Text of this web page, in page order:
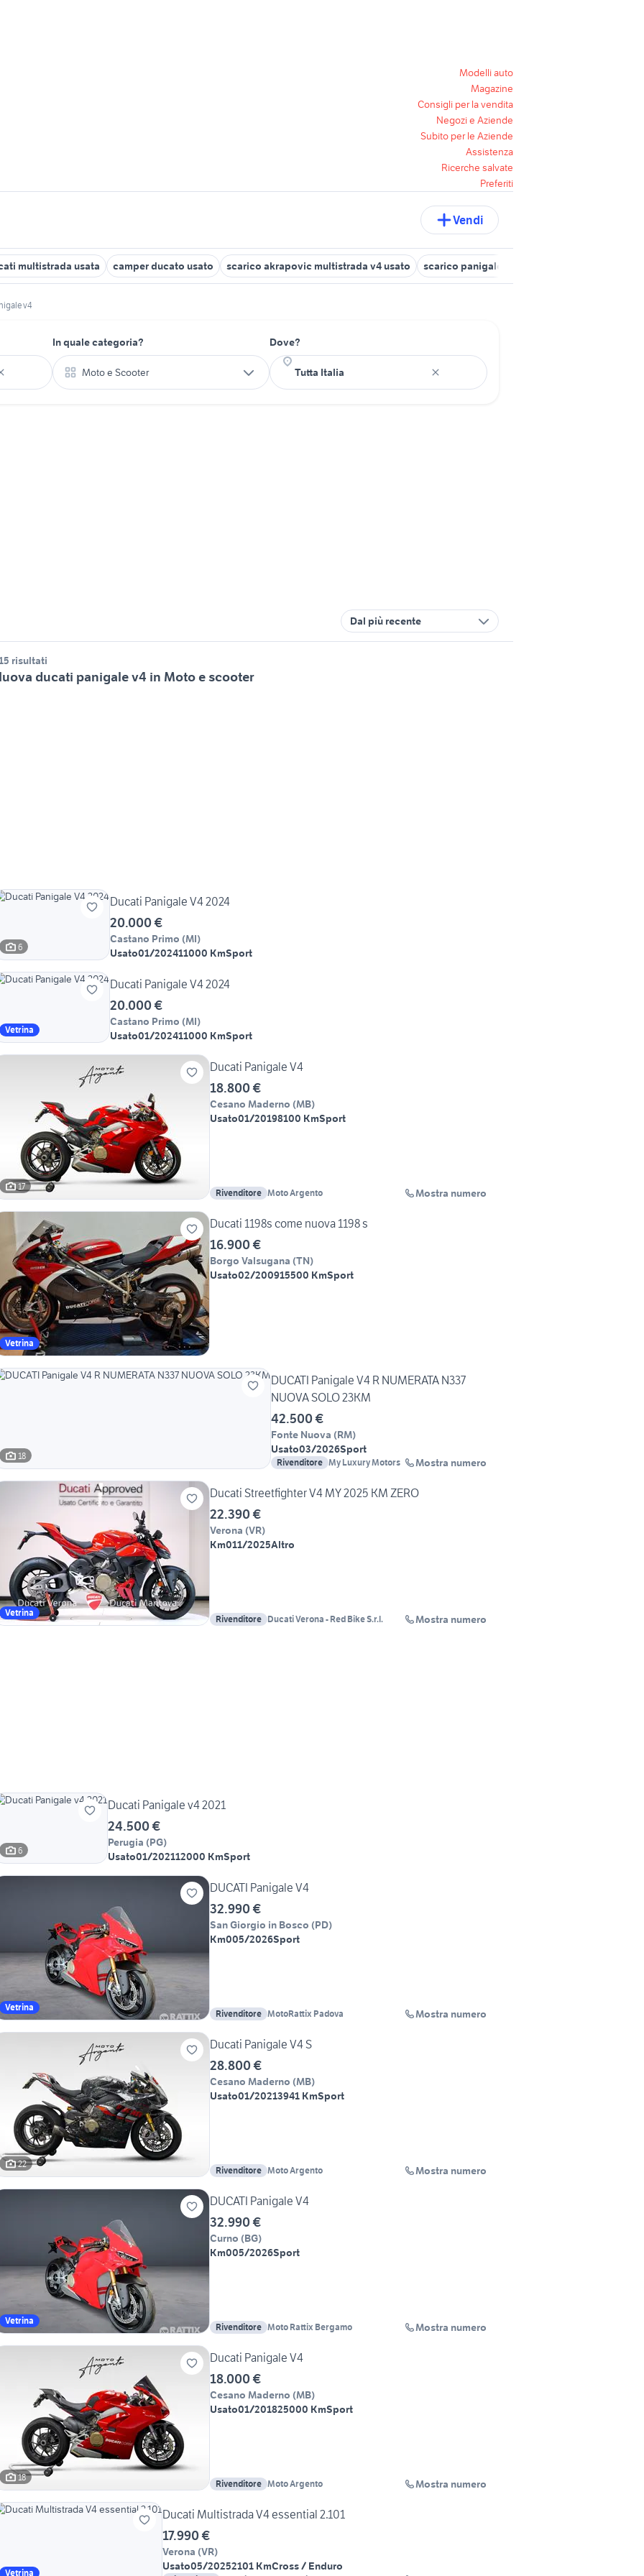
Modelli auto
Magazine
Consigli per la vendita
Negozi e Aziende
Subito per le Aziende
Assistenza
Ricerche salvate
Preferiti
Vendi
multistrada usata camper ducato usato scarico akrapovic multistrada v4 usato scarico panigale v4 usato
v4
In quale categoria?
Moto e Scooter
Dove?
Dal più recente
risultati
ducati panigale v4 in Moto e scooter
6
Ducati Panigale V4 2024
20.000 €
Castano Primo (MI)
Usato01/202411000 KmSport
Vetrina
Ducati Panigale V4 2024
20.000 €
Castano Primo (MI)
Usato01/202411000 KmSport
17
Ducati Panigale V4
18.800 €
Cesano Maderno (MB)
Usato01/20198100 KmSport
Rivenditore Moto Argento Mostra numero
Vetrina
Ducati 1198s come nuova 1198 s
16.900 €
Borgo Valsugana (TN)
Usato02/200915500 KmSport
18
DUCATI Panigale V4 R NUMERATA N337
NUOVA SOLO 23KM
42.500 €
Fonte Nuova (RM)
Usato03/2026Sport
Rivenditore My Luxury Motors Mostra numero
Vetrina
Ducati Streetfighter V4 MY 2025 KM ZERO
22.390 €
Verona (VR)
Km011/2025Altro
Rivenditore Ducati Verona - Red Bike S.r.l. Mostra numero
6
Ducati Panigale v4 2021
24.500 €
Perugia (PG)
Usato01/202112000 KmSport
Vetrina
DUCATI Panigale V4
32.990 €
San Giorgio in Bosco (PD)
Km005/2026Sport
Rivenditore MotoRattix Padova Mostra numero
22
Ducati Panigale V4 S
28.800 €
Cesano Maderno (MB)
Usato01/20213941 KmSport
Rivenditore Moto Argento Mostra numero
Vetrina
DUCATI Panigale V4
32.990 €
Curno (BG)
Km005/2026Sport
Rivenditore Moto Rattix Bergamo Mostra numero
18
Ducati Panigale V4
18.000 €
Cesano Maderno (MB)
Usato01/201825000 KmSport
Rivenditore Moto Argento Mostra numero
Vetrina
Ducati Multistrada V4 essential 2.101
17.990 €
Verona (VR)
Usato05/20252101 KmCross / Enduro